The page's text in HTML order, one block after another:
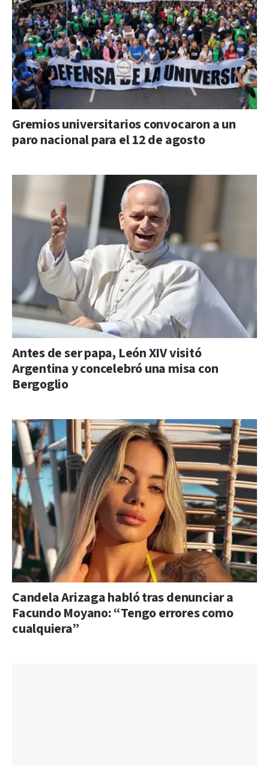
Gremios universitarios convocaron a un
paro nacional para el 12 de agosto
Antes de ser papa, León XIV visitó
Argentina y concelebró una misa con
Bergoglio
Candela Arizaga habló tras denunciar a
Facundo Moyano: “Tengo errores como
cualquiera”